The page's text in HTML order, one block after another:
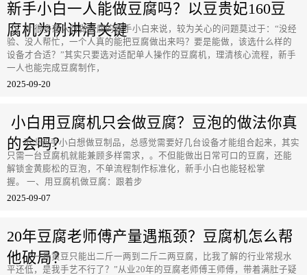
新手小白一人能做豆腐吗？以豆贵妃160豆
腐机为例讲清关键
对 很多想入行做豆腐的新手小白来说，较为关心的问题莫过于：“没经
验、没人帮忙，一个人真的能把豆腐做出来吗？要是能做，该选什么样的
设备才合适？”其实只要选对适配单人操作的豆腐机，理清核心流程，新手
一人也能完成豆腐制作，
2025-09-20
小白用豆腐机只会做豆腐？豆泡的做法你真
的会吗？
不少新手小白想做豆制品，总感觉需要好几台设备才能组合起来，其实
只需一台豆腐机就能兼顾多样需求，。不但能做出日常可口的豆腐，还能
解锁金黄膨松的豆泡，不单流程制作标准化，新手小白也能轻松掌
握。 一、用豆腐机做豆腐：跟着步
2025-09-07
20年豆腐老师傅产量遇瓶颈？豆腐机怎么帮
他破局？
“一斤黄豆只能出二斤一两到二斤二两豆腐，比我了解的行业常规水
平还低，是我手艺不行了？”从业20年的豆腐老师傅王师傅，带着满肚子疑